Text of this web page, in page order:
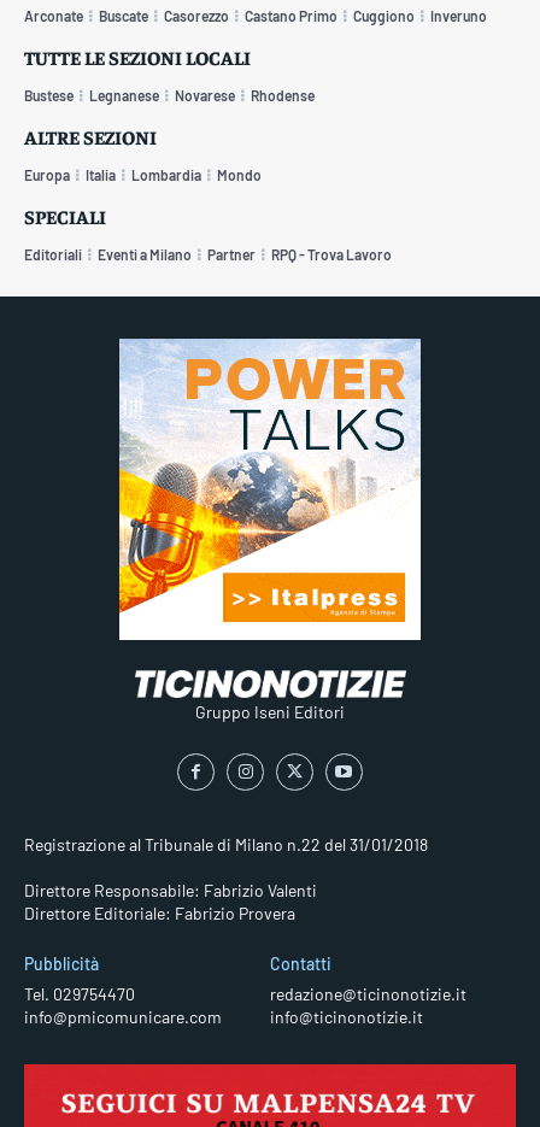
Arconate Buscate Casorezzo Castano Primo Cuggiono Inveruno
TUTTE LE SEZIONI LOCALI
Bustese Legnanese Novarese Rhodense
ALTRE SEZIONI
Europa Italia Lombardia Mondo
SPECIALI
Editoriali Eventi a Milano Partner RPQ - Trova Lavoro
Gruppo Iseni Editori
Registrazione al Tribunale di Milano n.22 del 31/01/2018
Direttore Responsabile: Fabrizio Valenti
Direttore Editoriale: Fabrizio Provera
Pubblicità
Tel. 029754470
info@pmicomunicare.com
Contatti
redazione@ticinonotizie.it
info@ticinonotizie.it